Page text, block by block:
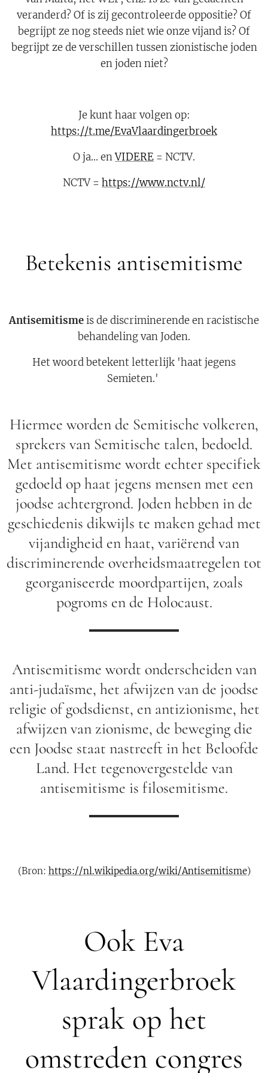
veranderd? Of is zij gecontroleerde oppositie? Of
begrijpt ze nog steeds niet wie onze vijand is? Of
begrijpt ze de verschillen tussen zionistische joden
en joden niet?
Je kunt haar volgen op:
https://t.me/EvaVlaardingerbroek
O ja... enVIDERE = NCTV.
NCTV = https://www.nctv.nl/
Betekenis antisemitisme
Antisemitismeis de discriminerende en racistische
behandeling van Joden.
Het woord betekent letterlijk 'haat jegens
Semieten.'
Hiermee worden de Semitische volkeren,
sprekers van Semitische talen, bedoeld.
Met antisemitisme wordt echter specifiek
gedoeld op haat jegens mensen met een
joodse achtergrond. Joden hebben in de
geschiedenis dikwijls te maken gehad met
vijandigheid en haat, variërend van
discriminerende overheidsmaatregelen tot
georganiseerde moordpartijen, zoals
pogroms en de Holocaust.
Antisemitisme wordt onderscheiden van
anti-judaïsme, het afwijzen van de joodse
religie of godsdienst, en antizionisme, het
afwijzen van zionisme, de beweging die
een Joodse staat nastreeft in het Beloofde
Land. Het tegenovergestelde van
antisemitisme is filosemitisme.
(Bron: https://nl.wikipedia.org/wiki/Antisemitisme)
Ook Eva
Vlaardingerbroek
sprak op het
omstreden congres